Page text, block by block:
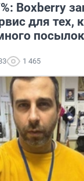
Boxberry
для тех,
посылок
1 465